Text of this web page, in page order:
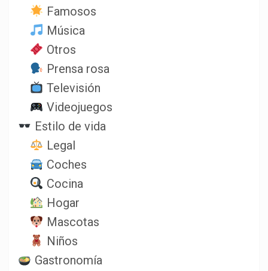
Famosos
Música
Otros
Prensa rosa
Televisión
Videojuegos
Estilo de vida
Legal
Coches
Cocina
Hogar
Mascotas
Niños
Gastronomía